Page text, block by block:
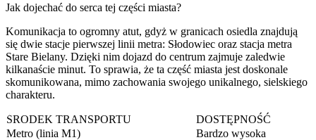
Jak dojechać do serca tej części miasta?
Komunikacja to ogromny atut, gdyż w granicach osiedla znajdują
się dwie stacje pierwszej linii metra: Słodowiec oraz stacja metra
Stare Bielany. Dzięki nim dojazd do centrum zajmuje zaledwie
kilkanaście minut. To sprawia, że ta część miasta jest doskonale
skomunikowana, mimo zachowania swojego unikalnego, sielskiego
charakteru.
ŚRODEK TRANSPORTU
DOSTĘPNOŚĆ
Metro (linia M1)
Bardzo wysoka